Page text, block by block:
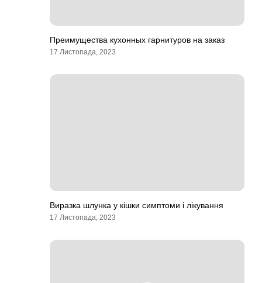
Преимущества кухонных гарнитуров на заказ
17 Листопада, 2023
Виразка шлунка у кішки симптоми і лікування
17 Листопада, 2023